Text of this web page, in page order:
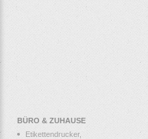
BÜRO & ZUHAUSE
Etikettendrucker,